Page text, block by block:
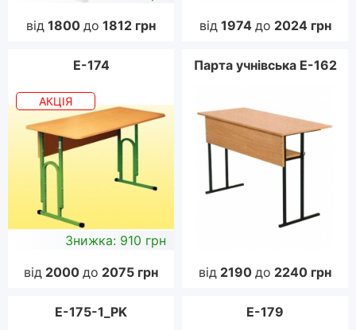
від 1800 до 1812 грн від 1974 до 2024 грн
Е-174
АКЦІЯ
Знижка: 910 грн
від 2000 до 2075 грн
Парта учнівська Е-162
від 2190 до 2240 грн
E-175-1_PK E-179